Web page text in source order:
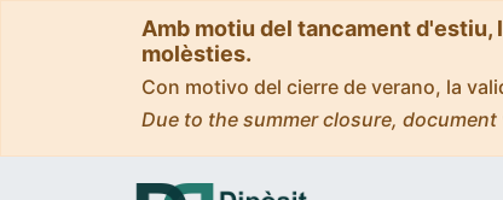
Amb motiu del tancament d'estiu,
molèsties.
Con motivo del cierre de verano, la
Due to the summer closure,